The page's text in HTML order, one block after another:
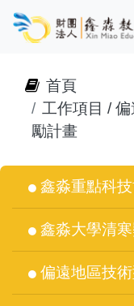
首頁
工作項目 /
勵計畫
鑫淼重點科
鑫淼大學清
偏遠地區技